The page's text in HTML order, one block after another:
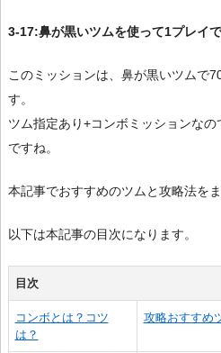
3-17:鼻が黒いツムを使って1プレイ
このミッションは、鼻が黒いツムで
す。
ツム指定あり+コンボミッションな
ですね。
本記事でおすすめのツムと攻略法をま
以下は本記事の目次になります。
目次
コンボとは？コツ
は？
攻略おすすめ